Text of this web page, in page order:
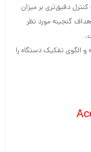
دقیق‌تری بر میزان
گنجینه مورد نظر
الگوی تفکیک دستگاه را